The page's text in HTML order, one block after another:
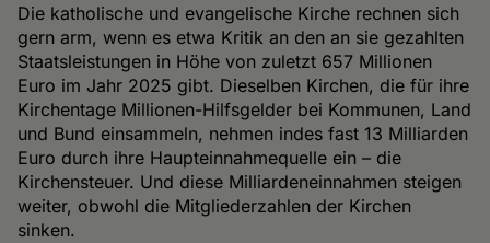
Die katholische und evangelische Kirche rechnen sich
gern arm, wenn es etwa Kritik an den an sie gezahlten
Staatsleistungen in Höhe von zuletzt 657 Millionen
Euro im Jahr 2025 gibt. Dieselben Kirchen, die für ihre
Kirchentage Millionen-Hilfsgelder bei Kommunen, Land
und Bund einsammeln, nehmen indes fast 13 Milliarden
Euro durch ihre Haupteinnahmequelle ein – die
Kirchensteuer. Und diese Milliardeneinnahmen steigen
weiter, obwohl die Mitgliederzahlen der Kirchen
sinken.